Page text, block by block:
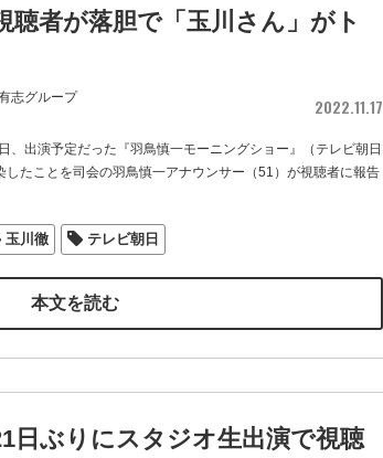
者が落胆で「玉川さん」がト
志グループ 2022.11.17
、出演予定だった『羽鳥慎一モーニングショー』（テレビ朝日
たことを司会の羽鳥慎一アナウンサー（51）が視聴者に報告
玉川徹 テレビ朝日
本文を読む
日ぶりにスタジオ生出演で視聴